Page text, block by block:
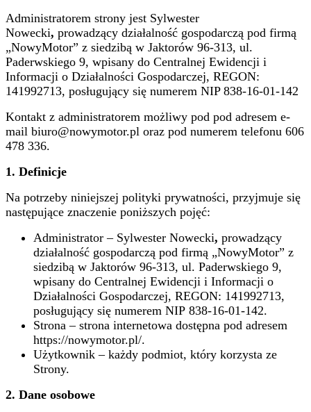
Administratorem strony jest Sylwester
Nowecki, prowadzący działalność gospodarczą pod firmą
„NowyMotor” z siedzibą w Jaktorów 96-313, ul.
Paderwskiego 9, wpisany do Centralnej Ewidencji i
Informacji o Działalności Gospodarczej, REGON:
141992713, posługujący się numerem NIP 838-16-01-142
Kontakt z administratorem możliwy pod pod adresem e-
mail biuro@nowymotor.pl oraz pod numerem telefonu 606
478 336.
1. Definicje
Na potrzeby niniejszej polityki prywatności, przyjmuje się
następujące znaczenie poniższych pojęć:
Administrator – Sylwester Nowecki, prowadzący
działalność gospodarczą pod firmą „NowyMotor” z
siedzibą w Jaktorów 96-313, ul. Paderwskiego 9,
wpisany do Centralnej Ewidencji i Informacji o
Działalności Gospodarczej, REGON: 141992713,
posługujący się numerem NIP 838-16-01-142.
Strona – strona internetowa dostępna pod adresem
https://nowymotor.pl/.
Użytkownik – każdy podmiot, który korzysta ze
Strony.
2. Dane osobowe